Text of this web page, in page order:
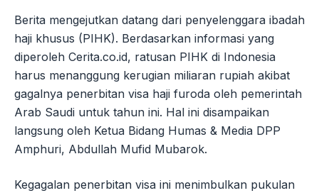
Berita mengejutkan datang dari penyelenggara ibadah
haji khusus (PIHK). Berdasarkan informasi yang
diperoleh Cerita.co.id, ratusan PIHK di Indonesia
harus menanggung kerugian miliaran rupiah akibat
gagalnya penerbitan visa haji furoda oleh pemerintah
Arab Saudi untuk tahun ini. Hal ini disampaikan
langsung oleh Ketua Bidang Humas & Media DPP
Amphuri, Abdullah Mufid Mubarok.
Kegagalan penerbitan visa ini menimbulkan pukulan